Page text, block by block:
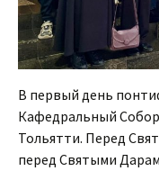
В первый день
Кафедральный
Тольятти. Перед
перед Святыми